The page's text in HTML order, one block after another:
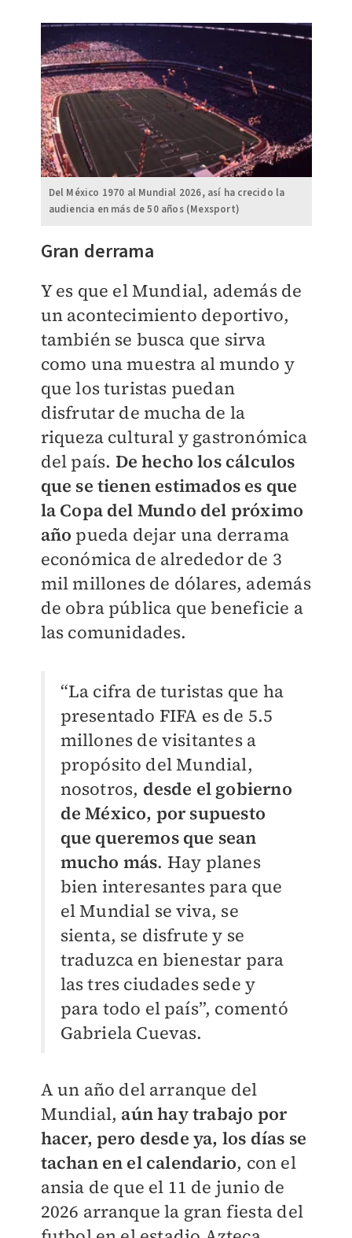
Del México 1970 al Mundial 2026, así ha crecido la
audiencia en más de 50 años (Mexsport)
Gran derrama
Y es que el Mundial, además de
un acontecimiento deportivo,
también se busca que sirva
como una muestra al mundo y
que los turistas puedan
disfrutar de mucha de la
riqueza cultural y gastronómica
del país. De hecho los cálculos
que se tienen estimados es que
la Copa del Mundo del próximo
año pueda dejar una derrama
económica de alrededor de 3
mil millones de dólares, además
de obra pública que beneficie a
las comunidades.
“La cifra de turistas que ha
presentado FIFA es de 5.5
millones de visitantes a
propósito del Mundial,
nosotros, desde el gobierno
de México, por supuesto
que queremos que sean
mucho más. Hay planes
bien interesantes para que
el Mundial se viva, se
sienta, se disfrute y se
traduzca en bienestar para
las tres ciudades sede y
para todo el país”, comentó
Gabriela Cuevas.
A un año del arranque del
Mundial, aún hay trabajo por
hacer, pero desde ya, los días se
tachan en el calendario, con el
ansia de que el 11 de junio de
2026 arranque la gran fiesta del